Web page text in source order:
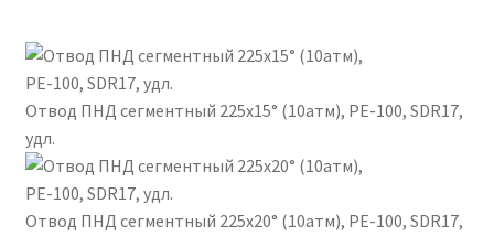
Отвод ПНД сегментный 225х15° (10атм), РЕ-100, SDR17,
удл.
Отвод ПНД сегментный 225х20° (10атм), РЕ-100, SDR17,